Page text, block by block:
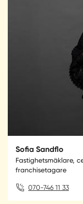
Sofia Sandflo
Fastighetsmäklare,
franchisetagare
070-746 11 33